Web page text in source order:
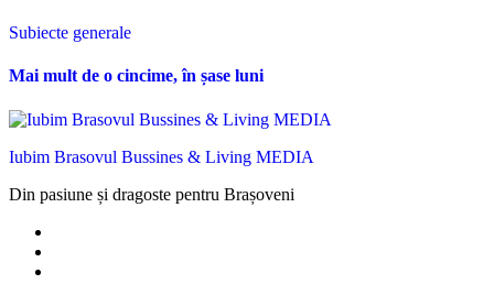
Subiecte generale
Mai mult de o cincime, în șase luni
Iubim Brasovul Bussines & Living MEDIA
Din pasiune și dragoste pentru Brașoveni